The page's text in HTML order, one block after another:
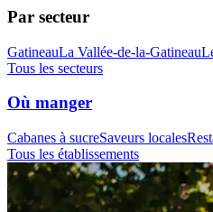
Par secteur
GatineauLa Vallée-de-la-Gatineau
Tous les secteurs
Où manger
Cabanes à sucreSaveurs locales
Tous les établissements